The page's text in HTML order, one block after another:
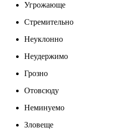
Угрожающе
Стремительно
Неуклонно
Неудержимо
Грозно
Отовсюду
Неминуемо
Зловеще